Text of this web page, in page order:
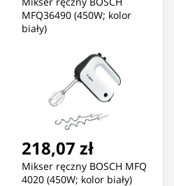
MFQ36490 (450W; kolor
biały)
218,07 zł
Mikser ręczny BOSCH MFQ
4020 (450W; kolor biały)